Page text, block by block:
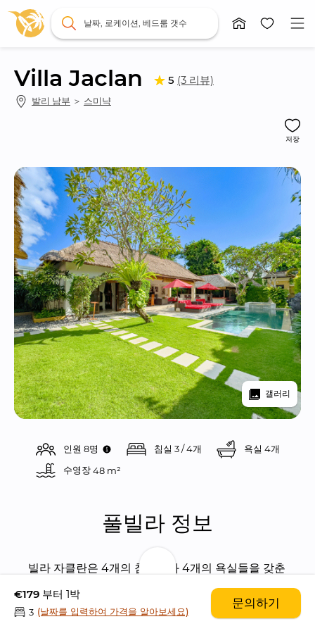
날짜, 로케이션, 베드룸 갯수
Villa Jaclan 5 (3 리뷰)
발리 남부 ＞ 스미냑
저장
갤러리
인원 8명 침실 3 / 4개
욕실 4개
수영장 48 m²
풀빌라 정보
빌라 자클란은 4개의 침실들과 4개의 욕실들을 갖춘
모던한 발리니즈 스타일의 휴양지 느낌이 물씬 나는
아름다운 풀빌라입니다.
€179 부터 1박
3 (날짜를 입력하여 가격을 알아보세요)
문의하기